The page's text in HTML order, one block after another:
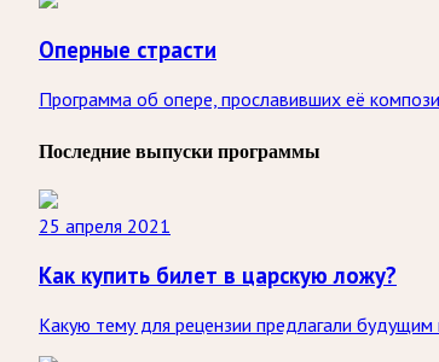
Оперные страсти
Программа об опере, прославивших её
Последние выпуски программы
25 апреля 2021
Как купить билет в царскую ложу?
Какую тему для рецензии предлагали